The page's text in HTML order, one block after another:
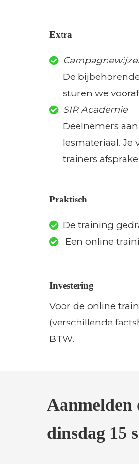
Extra
De
sturen we
SIR Academie
Deelnemers
lesmateriaal. Je
trainers
Praktisch
De training
Een online
Investering
Voor de online
(verschillende
BTW.
dinsdag 15